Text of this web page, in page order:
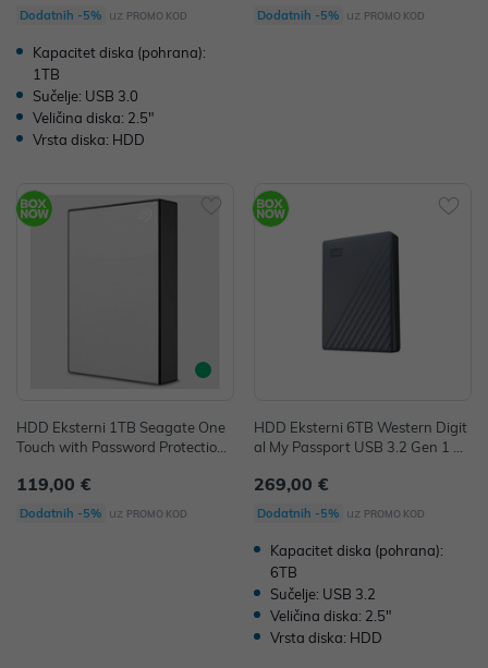
Dodatnih -5% uz PROMO KOD
Kapacitet diska (pohrana):
1TB
Sučelje: USB 3.0
Veličina diska: 2.5"
Vrsta diska: HDD
Dodatnih -5% uz PROMO KOD
HDD Eksterni 1TB Seagate One
Touch with Password Protection
119,00 €
Dodatnih -5% uz PROMO KOD
HDD Eksterni 6TB Western Digit
al My Passport USB 3.2 Gen 1 Si
269,00 €
Dodatnih -5% uz PROMO KOD
Kapacitet diska (pohrana):
6TB
Sučelje: USB 3.2
Veličina diska: 2.5"
Vrsta diska: HDD